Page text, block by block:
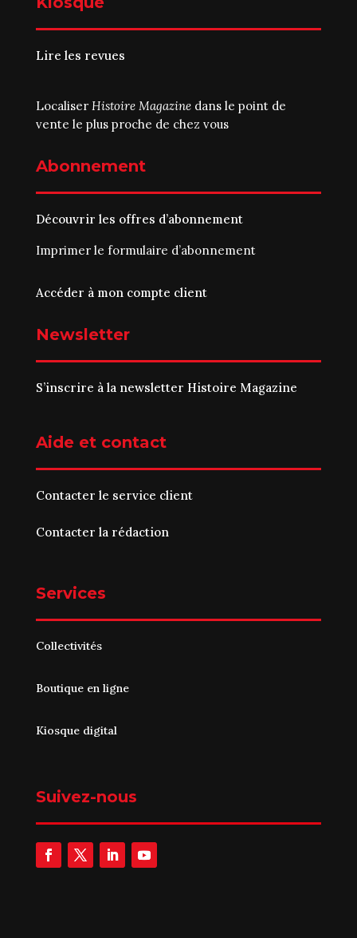
Lire les revues
Localiser Histoire Magazinedans le point de
vente le plus proche de chez vous
Abonnement
Découvrir les offres d’abonnement
Imprimer le formulaire d’abonnement
Accéder à mon compte client
Newsletter
S’inscrire à la newsletter Histoire Magazine
Aide et contact
Contacter le service client
Contacter la rédaction
Services
Collectivités
Boutique en ligne
Kiosque digital
Suivez-nous